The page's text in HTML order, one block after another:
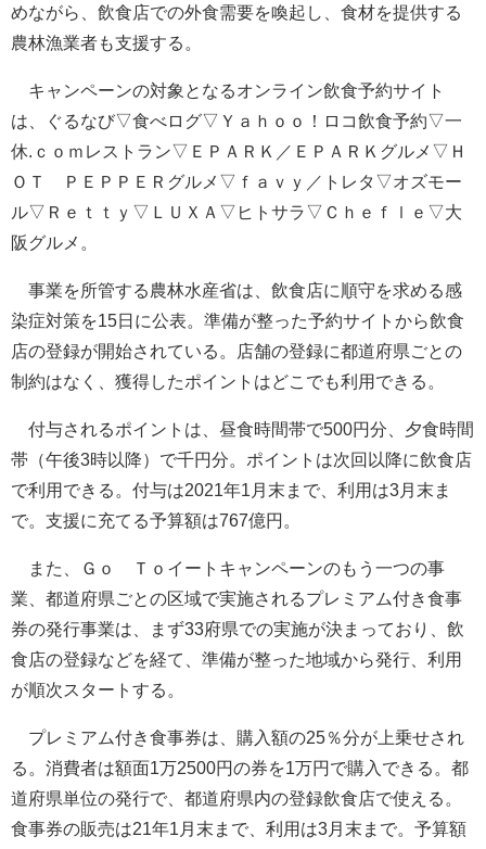
めながら、飲食店での外食需要を喚起し、食材を提供する
農林漁業者も支援する。
キャンペーンの対象となるオンライン飲食予約サイト
は、ぐるなび▽食べログ▽Ｙａｈｏｏ！ロコ飲食予約▽一
休.ｃｏｍレストラン▽ＥＰＡＲＫ／ＥＰＡＲＫグルメ▽Ｈ
ＯＴ ＰＥＰＰＥＲグルメ▽ｆａｖｙ／トレタ▽オズモー
ル▽Ｒｅｔｔｙ▽ＬＵＸＡ▽ヒトサラ▽Ｃｈｅｆｌｅ▽大
阪グルメ。
事業を所管する農林水産省は、飲食店に順守を求める感
染症対策を15日に公表。準備が整った予約サイトから飲食
店の登録が開始されている。店舗の登録に都道府県ごとの
制約はなく、獲得したポイントはどこでも利用できる。
付与されるポイントは、昼食時間帯で500円分、夕食時間
帯（午後3時以降）で千円分。ポイントは次回以降に飲食店
で利用できる。付与は2021年1月末まで、利用は3月末ま
で。支援に充てる予算額は767億円。
また、Ｇｏ Ｔｏイートキャンペーンのもう一つの事
業、都道府県ごとの区域で実施されるプレミアム付き食事
券の発行事業は、まず33府県での実施が決まっており、飲
食店の登録などを経て、準備が整った地域から発行、利用
が順次スタートする。
プレミアム付き食事券は、購入額の25％分が上乗せされ
る。消費者は額面1万2500円の券を1万円で購入できる。都
道府県単位の発行で、都道府県内の登録飲食店で使える。
食事券の販売は21年1月末まで、利用は3月末まで。予算額